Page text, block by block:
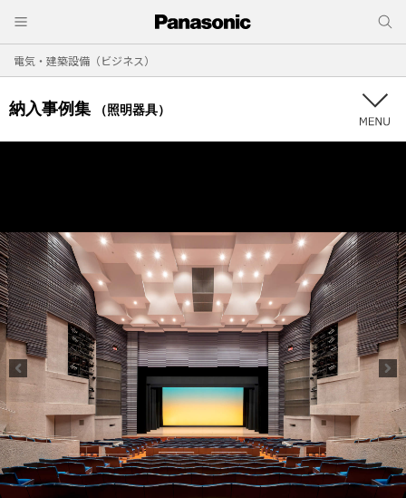
電気・建築設備（ビジネス）
納入事例集 （照明器具）